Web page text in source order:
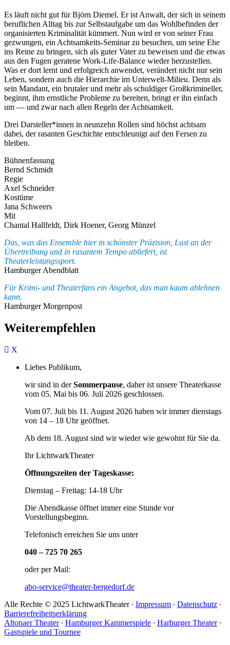
Es läuft nicht gut für Björn Diemel. Er ist Anwalt, der sich in seinem
beruflichen Alltag bis zur Selbstaufgabe um das Wohlbefinden der
organisierten Kriminalität kümmert. Nun wird er von seiner Frau
gezwungen, ein Achtsamkeits-Seminar zu besuchen, um seine Ehe
ins Reine zu bringen, sich als guter Vater zu beweisen und die etwas
aus den Fugen geratene Work-Life-Balance wieder herzustellen.
Was er dort lernt und erfolgreich anwendet, verändert nicht nur sein
Leben, sondern auch die Hierarchie im Unterwelt-Milieu. Denn als
sein Mandant, ein brutaler und mehr als schuldiger Großkrimineller,
beginnt, ihm ernstliche Probleme zu bereiten, bringt er ihn einfach
um — und zwar nach allen Regeln der Achtsamkeit.
Drei Darsteller*innen in neunzehn Rollen sind höchst achtsam
dabei, der rasanten Geschichte entschleunigt auf den Fersen zu
bleiben.
Bühnenfassung
Bernd Schmidt
Regie
Axel Schneider
Kostüme
Jana Schweers
Mit
Chantal Hallfeldt, Dirk Hoener, Georg Münzel
Das, was das Ensemble hier in schönster Präzision, Lust an der
Übertreibung und in rasantem Tempo abliefert, ist
Theaterleistungssport.
Hamburger Abendblatt
Für Krimi- und Theaterfans ein Angebot, das man kaum ablehnen
kann.
Hamburger Morgenpost
Weiterempfehlen
Liebes Publikum,
wir sind in derSommerpause, daher ist unsere Theaterkasse
vom 05. Mai bis 06. Juli 2026 geschlossen.
Vom 07. Juli bis 11. August 2026 haben wir immer dienstags
von 14 – 18 Uhr geöffnet.
Ab dem 18. August sind wir wieder wie gewohnt für Sie da.
Ihr LichtwarkTheater
Öffnungszeiten der Tageskasse:
Dienstag – Freitag: 14-18 Uhr
Die Abendkasse öffnet immer eine Stunde vor
Vorstellungsbeginn.
Telefonisch erreichen Sie uns unter
040 – 725 70 265
oder per Mail:
abo-service@theater-bergedorf.de
Alle Rechte © 2025 LichtwarkTheater ∙ Impressum ∙ Datenschutz ∙
Barrierefreiheitserklärung
Altonaer Theater∙ Hamburger Kammerspiele ∙ Harburger Theater∙
Gastspiele und Tournee